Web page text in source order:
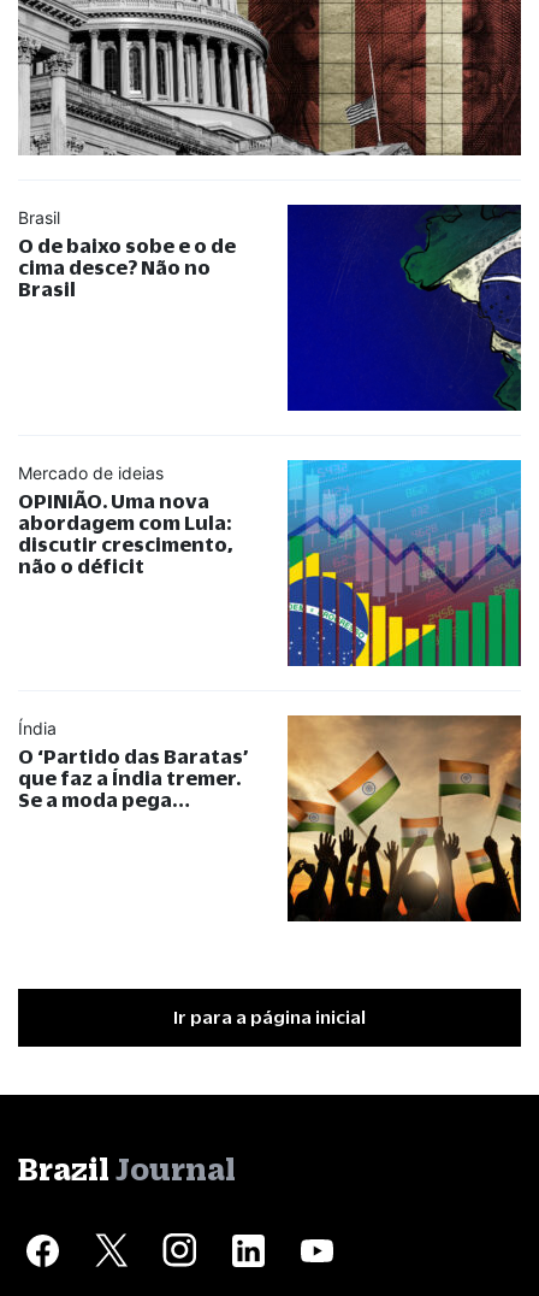
Brasil
O de baixo sobe e o de
cima desce? Não no
Brasil
Mercado de ideias
OPINIÃO. Uma nova
abordagem com Lula:
discutir crescimento,
não o déficit
Índia
O ‘Partido das Baratas’
que faz a Índia tremer.
Se a moda pega…
Ir para a página inicial
Brazil Journal